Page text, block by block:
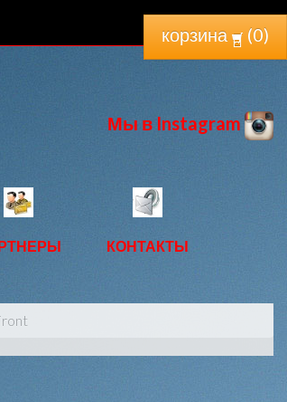
корзина (0)
Мы в Instagram
КОНТАКТЫ